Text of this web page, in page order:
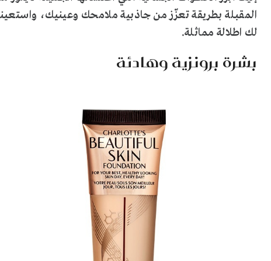
المقبلة بطريقة تعزّز من جاذبية ملامحك وعينيك،
لك اطلالة مماثلة.
بشرة برونزية وهادئة